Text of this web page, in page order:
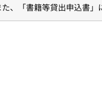
、「書籍等貸出申込書」